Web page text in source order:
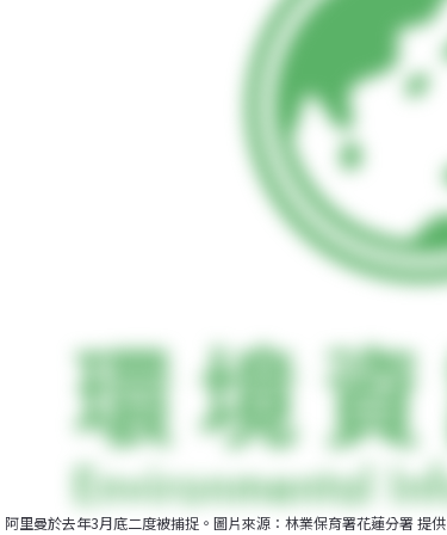
阿里曼於去年3月底二度被捕捉。圖片來源：林業保育署花蓮分署 提供